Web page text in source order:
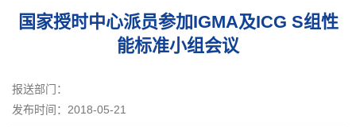
国家授时中心派员参加IGMA及ICG S组性
能标准小组会议
报送部门：
发布时间：2018-05-21